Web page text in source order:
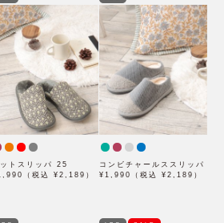
トスリッパ 25
（税込 ¥2,189）
コンビチャールススリッパ
¥1,990（税込 ¥2,189）